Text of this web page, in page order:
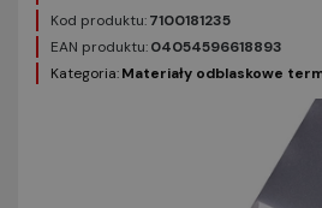
Kod produktu:7100181235
EAN produktu:04054596618893
Kategoria:Materiały odblaskowe